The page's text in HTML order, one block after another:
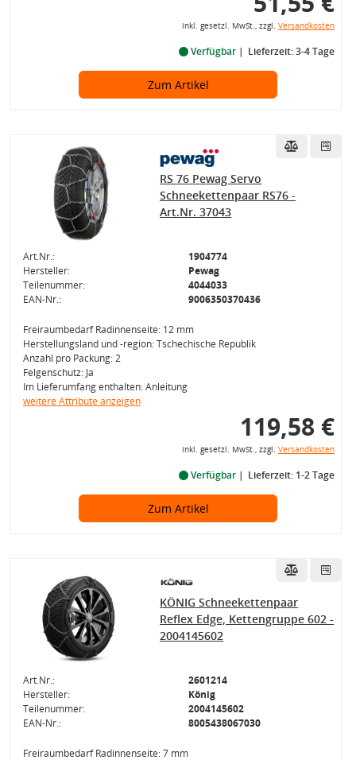
inkl. gesetzl. MwSt., zzgl. Versandkosten
Verfügbar Lieferzeit: 3-4 Tage
Zum Artikel
RS 76 Pewag Servo
Schneekettenpaar RS76 -
Art.Nr. 37043
Art.Nr.:
1904774
Hersteller:
Pewag
Teilenummer:
4044033
EAN-Nr.:
9006350370436
Freiraumbedarf Radinnenseite: 12 mm
Herstellungsland und -region: Tschechische Republik
Anzahl pro Packung: 2
Felgenschutz: Ja
Im Lieferumfang enthalten: Anleitung
weitere Attribute anzeigen
119,58 €
inkl. gesetzl. MwSt., zzgl. Versandkosten
Verfügbar Lieferzeit: 1-2 Tage
Zum Artikel
KÖNIG Schneekettenpaar
Reflex Edge, Kettengruppe 602 -
2004145602
Art.Nr.:
2601214
Hersteller:
König
Teilenummer:
2004145602
EAN-Nr.:
8005438067030
Freiraumbedarf Radinnenseite: 7 mm